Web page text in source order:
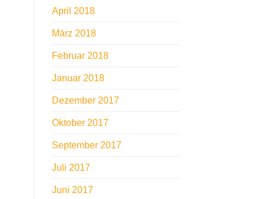
April 2018
März 2018
Februar 2018
Januar 2018
Dezember 2017
Oktober 2017
September 2017
Juli 2017
Juni 2017